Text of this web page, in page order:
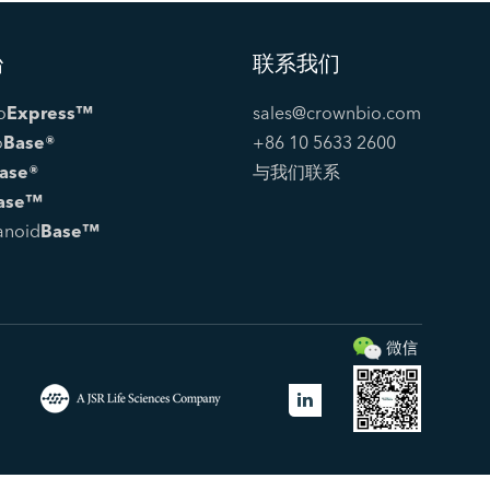
Express™
Base®
Base™
联系我们
sales@crownbio.com
+86 10 5633 2600
与我们联系